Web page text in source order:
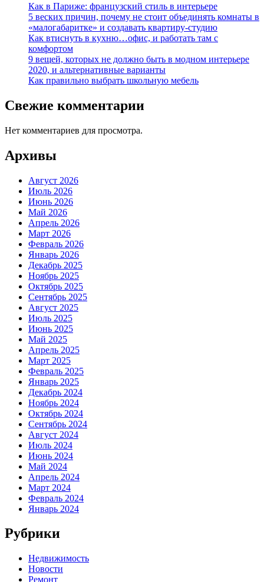
Как в Париже: французский стиль в интерьере
5 веских причин, почему не стоит объединять комнаты в
«малогабаритке» и создавать квартиру-студию
Как втиснуть в кухню…офис, и работать там с
комфортом
9 вещей, которых не должно быть в модном интерьере
2020, и альтернативные варианты
Как правильно выбрать школьную мебель
Свежие комментарии
Нет комментариев для просмотра.
Архивы
Август 2026
Июль 2026
Июнь 2026
Май 2026
Апрель 2026
Март 2026
Февраль 2026
Январь 2026
Декабрь 2025
Ноябрь 2025
Октябрь 2025
Сентябрь 2025
Август 2025
Июль 2025
Июнь 2025
Май 2025
Апрель 2025
Март 2025
Февраль 2025
Январь 2025
Декабрь 2024
Ноябрь 2024
Октябрь 2024
Сентябрь 2024
Август 2024
Июль 2024
Июнь 2024
Май 2024
Апрель 2024
Март 2024
Февраль 2024
Январь 2024
Рубрики
Недвижимость
Новости
Ремонт